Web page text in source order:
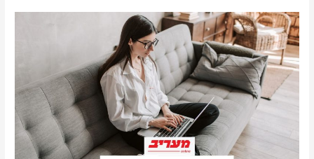
יובל
סיון
בראיון
למעריב:
"העלאת